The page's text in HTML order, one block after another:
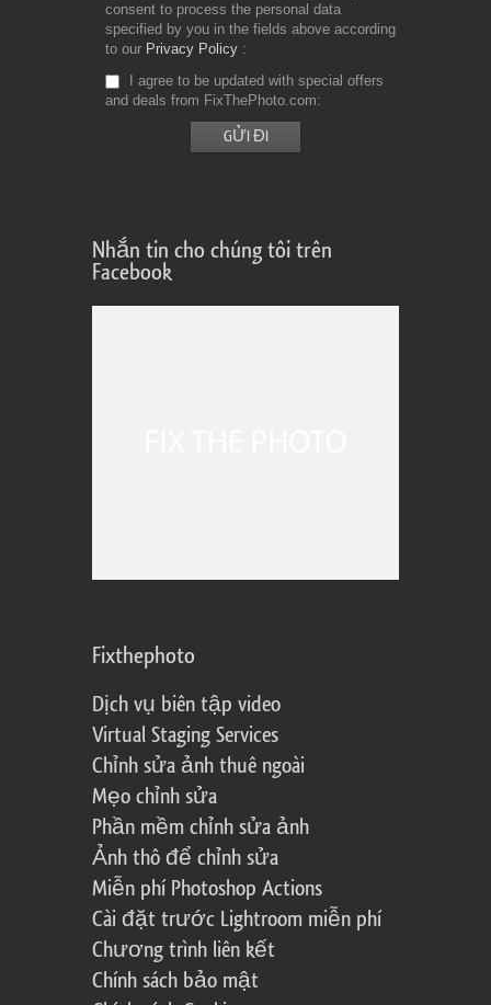
consent to process the personal data
specified by you in the fields above according
to our Privacy Policy
I agree to be updated with special offers
and deals from FixThePhoto.com
Nhắn tin cho chúng tôi trên
Facebook
Fixthephoto
Dịch vụ biên tập video
Virtual Staging Services
Chỉnh sửa ảnh thuê ngoài
Mẹo chỉnh sửa
Phần mềm chỉnh sửa ảnh
Ảnh thô để chỉnh sửa
Miễn phí Photoshop Actions
Cài đặt trước Lightroom miễn phí
Chương trình liên kết
Chính sách bảo mật